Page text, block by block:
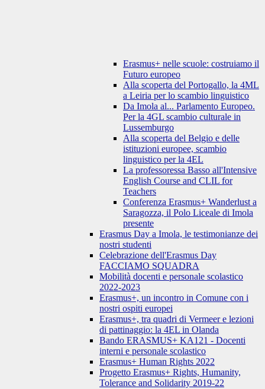
Erasmus+ nelle scuole: costruiamo il
Futuro europeo
Alla scoperta del Portogallo, la 4ML
a Leiria per lo scambio linguistico
Da Imola al... Parlamento Europeo.
Per la 4GL scambio culturale in
Lussemburgo
Alla scoperta del Belgio e delle
istituzioni europee, scambio
linguistico per la 4EL
La professoressa Basso all'Intensive
English Course and CLIL for
Teachers
Conferenza Erasmus+ Wanderlust a
Saragozza, il Polo Liceale di Imola
presente
Erasmus Day a Imola, le testimonianze dei
nostri studenti
Celebrazione dell'Erasmus Day
FACCIAMO SQUADRA
Mobilità docenti e personale scolastico
2022-2023
Erasmus+, un incontro in Comune con i
nostri ospiti europei
Erasmus+, tra quadri di Vermeer e lezioni
di pattinaggio: la 4EL in Olanda
Bando ERASMUS+ KA121 - Docenti
interni e personale scolastico
Erasmus+ Human Rights 2022
Progetto Erasmus+ Rights, Humanity,
Tolerance and Solidarity 2019-22